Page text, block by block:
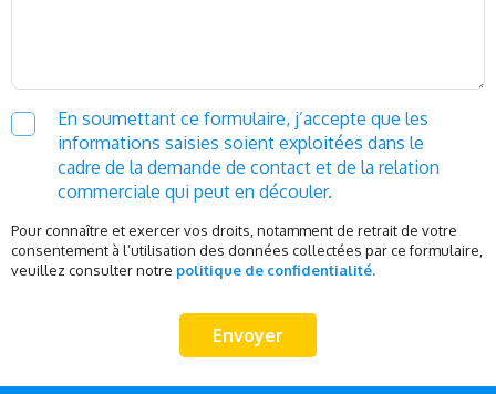
En soumettant ce formulaire, j’accepte que les
informations saisies soient exploitées dans le
cadre de la demande de contact et de la relation
commerciale qui peut en découler.
Pour connaître et exercer vos droits, notamment de retrait de votre
consentement à l’utilisation des données collectées par ce formulaire,
veuillez consulter notre politique de confidentialité.